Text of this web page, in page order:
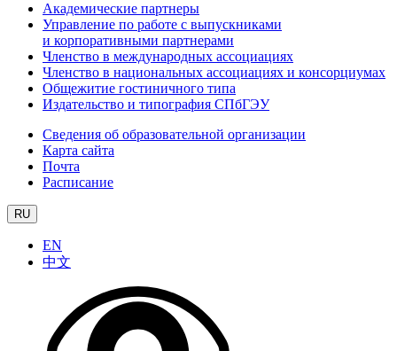
Академические партнеры
Управление по работе с выпускниками
и корпоративными партнерами
Членство в международных ассоциациях
Членство в национальных ассоциациях и консорциумах
Общежитие гостиничного типа
Издательство и типография СПбГЭУ
Сведения об образовательной организации
Карта сайта
Почта
Расписание
RU
EN
中文